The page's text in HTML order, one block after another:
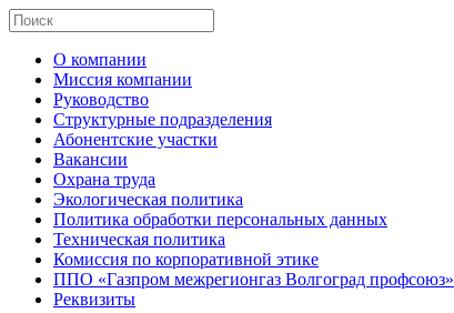
О компании
Миссия компании
Руководство
Структурные подразделения
Абонентские участки
Вакансии
Охрана труда
Экологическая политика
Политика обработки персональных данных
Техническая политика
Комиссия по корпоративной этике
ППО «Газпром межрегионгаз Волгоград профсоюз»
Реквизиты